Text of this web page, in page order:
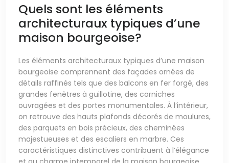
Quels sont les éléments
architecturaux typiques d’une
maison bourgeoise?
Les éléments architecturaux typiques d’une maison
bourgeoise comprennent des façades ornées de
détails raffinés tels que des balcons en fer forgé, des
grandes fenêtres à guillotine, des corniches
ouvragées et des portes monumentales. À l’intérieur,
on retrouve des hauts plafonds décorés de moulures,
des parquets en bois précieux, des cheminées
majestueuses et des escaliers en marbre. Ces
caractéristiques distinctives contribuent à l’élégance